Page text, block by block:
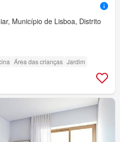
Município de Lisboa, Distrito
Área das crianças Jardim